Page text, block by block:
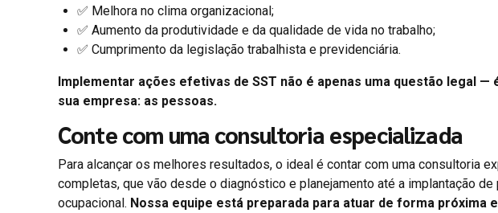
✅ Melhora no clima organizacional;
✅ Aumento da produtividade e da qualidade de vida no trabalho;
✅ Cumprimento da legislação trabalhista e previdenciária.
Implementar ações efetivas de SST não é apenas uma questão legal
sua empresa: as pessoas.
Conte com uma consultoria especializada
Para alcançar os melhores resultados, o ideal é contar com uma consultoria
completas, que vão desde o diagnóstico e planejamento até a implantação
ocupacional. Nossa equipe está preparada para atuar de forma próxima